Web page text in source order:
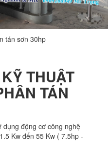
tán sơn 30hp
THUẬT
TÁN
dụng động cơ công nghệ
Kw đến 55 Kw ( 7.5hp -